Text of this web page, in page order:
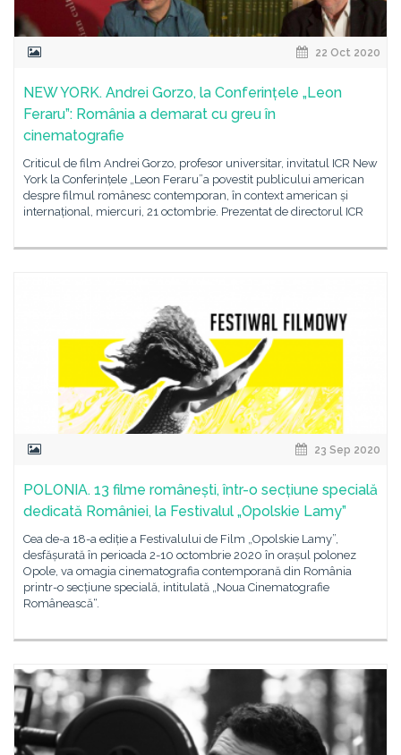
22 Oct 2020
NEW YORK. Andrei Gorzo, la Conferințele „Leon
Feraru”: România a demarat cu greu în
cinematografie
Criticul de film Andrei Gorzo, profesor universitar, invitatul ICR New
York la Conferințele „Leon Feraru”a povestit publicului american
despre filmul românesc contemporan, în context american și
internațional, miercuri, 21 octombrie. Prezentat de directorul ICR
23 Sep 2020
POLONIA. 13 filme românești, într-o secțiune specială
dedicată României, la Festivalul „Opolskie Lamy”
Cea de-a 18-a ediție a Festivalului de Film „Opolskie Lamy”,
desfășurată în perioada 2-10 octombrie 2020 în orașul polonez
Opole, va omagia cinematografia contemporană din România
printr-o secțiune specială, intitulată „Noua Cinematografie
Românească“.